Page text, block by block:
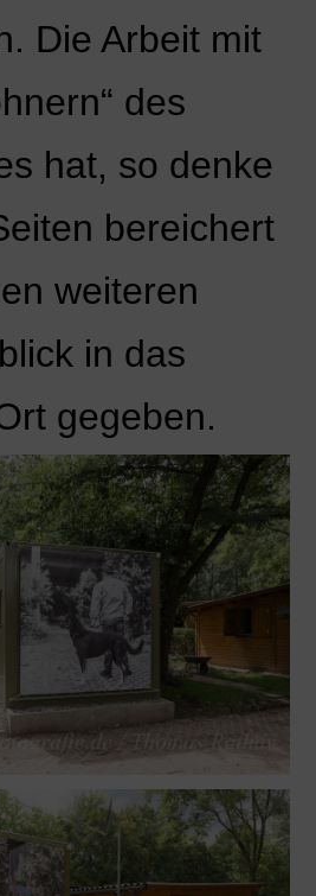
Die Arbeit mit
des
hat, so denke
bereichert
weiteren
in das
gegeben.